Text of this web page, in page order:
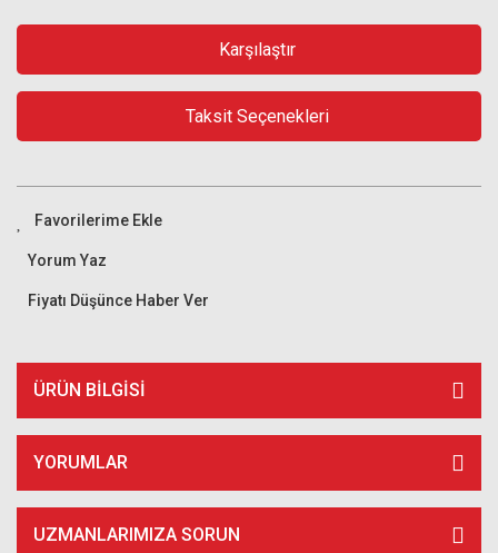
Karşılaştır
Taksit Seçenekleri
Yorum Yaz
Fiyatı Düşünce Haber Ver
ÜRÜN BILGISI
YORUMLAR
UZMANLARIMIZA SORUN